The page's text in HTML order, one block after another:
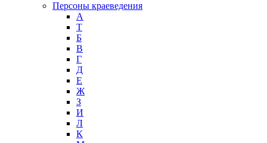
Персоны краеведения
А
T
Б
В
Г
Д
Е
Ж
З
И
Л
К